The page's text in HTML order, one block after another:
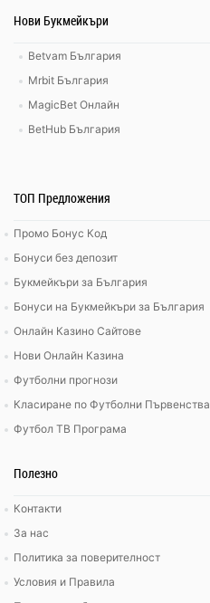
Нови Букмейкъри
Betvam България
Mrbit България
MagicBet Онлайн
BetHub България
ТОП Предложения
Промо Бонус Код
Бонуси без депозит
Букмейкъри за България
Бонуси на Букмейкъри за България
Онлайн Казино Сайтове
Нови Онлайн Казина
Футболни прогнози
Класиране по Футболни Първенства
Футбол ТВ Програма
Полезно
Контакти
За нас
Политика за поверителност
Условия и Правила